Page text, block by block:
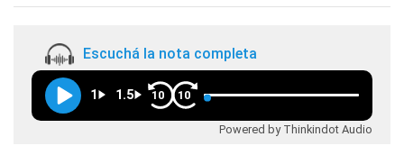
Escuchá la nota completa
1 1.5 10 10
Powered by Thinkindot Audio